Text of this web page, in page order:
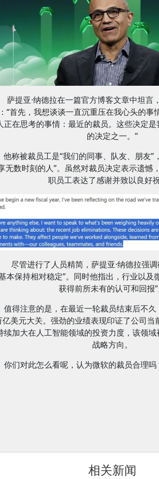
萨提亚·纳德拉在一篇官方博客文章中坦言
“首先，我想谈谈一直沉重压在我心头的事
正在思考的事情：最近的裁员。这些决定
的决定之一。”
他称被裁员工是“我们的同事、队友、朋友”
无数时刻的人”。虽然对裁员决定表示遗憾
职员工表达了感谢并致以良好祝
尽管进行了人员精简，萨提亚·纳德拉强
本保持相对稳定”。同时他指出，行业以及
获得前所未有的认可和回报”
值得注意的是，在最近一轮裁员结束后不
亿美元大关。强劲的业绩表现印证了公司当
续加大在人工智能领域的投资力度，该领
战略方向。
你们对此怎么看呢，认为微软的裁员合理吗
相关新闻